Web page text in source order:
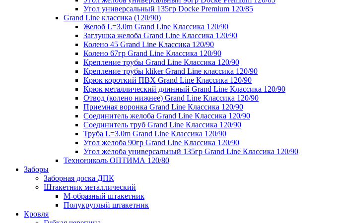
Угол универсальный 135гр Docke Premium 120/85
Grand Line классика (120/90)
Желоб L=3.0m Grand Line Классика 120/90
Заглушка желоба Grand Line Классика 120/90
Колено 45 Grand Line Классика 120/90
Колено 67гр Grand Line Классика 120/90
Крепление трубы Grand Line Классика 120/90
Крепление трубы kliker Grand Line классика 120/90
Крюк короткий ПВХ Grand Line Классика 120/90
Крюк металлический длинный Grand Line Классика 120/90
Отвод (колено нижнее) Grand Line Классика 120/90
Приемная воронка Grand Line Классика 120/90
Соединитель желоба Grand Line Классика 120/90
Соединитель труб Grand Line Классика 120/90
Труба L=3.0m Grand Line Классика 120/90
Угол желоба 90гр Grand Line Классика 120/90
Угол желоба универсальный 135гр Grand Line Классика 120/90
Технониколь ОПТИМА 120/80
Заборы
Заборная доска ДПК
Штакетник металлический
М-образный штакетник
Полукруглый штакетник
Кровля